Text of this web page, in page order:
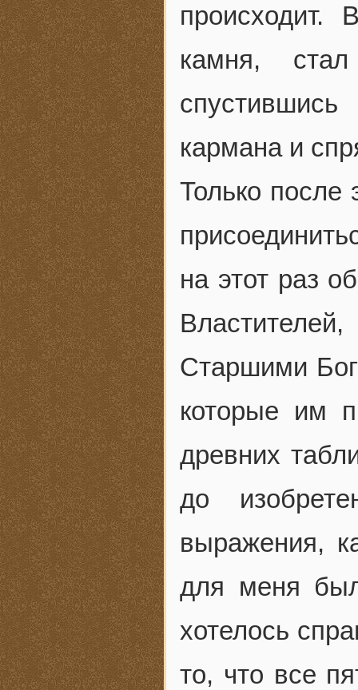
камня,
кармана и
Только после
на этот раз
Старшими
которые им
древних
до
выражения,
для меня
хотелось
то, что все